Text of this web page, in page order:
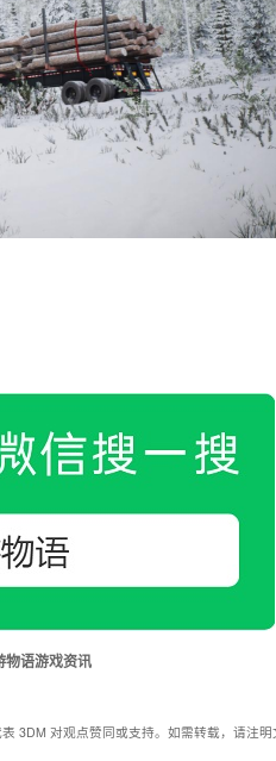
物语游戏资讯
3DM 对观点赞同或支持。如需转载，请注明